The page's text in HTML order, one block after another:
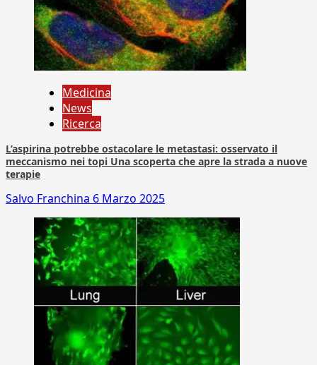
Medicina
News
Ricerca
L’aspirina potrebbe ostacolare le metastasi: osservato il
meccanismo nei topi Una scoperta che apre la strada a nuove
terapie
Salvo Franchina 6 Marzo 2025